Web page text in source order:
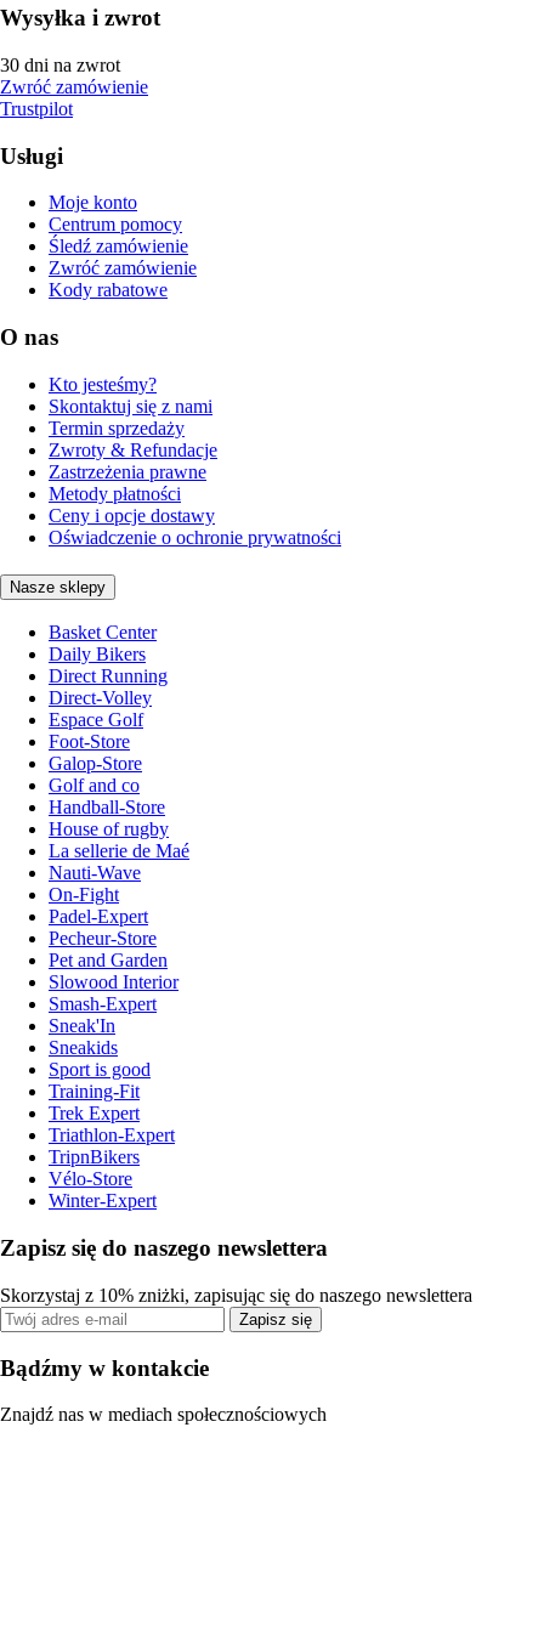
Wysyłka i zwrot
30 dni na zwrot
Zwróć zamówienie
Trustpilot
Usługi
Moje konto
Centrum pomocy
Śledź zamówienie
Zwróć zamówienie
Kody rabatowe
O nas
Kto jesteśmy?
Skontaktuj się z nami
Termin sprzedaży
Zwroty & Refundacje
Zastrzeżenia prawne
Metody płatności
Ceny i opcje dostawy
Oświadczenie o ochronie prywatności
Nasze sklepy
Basket Center
Daily Bikers
Direct Running
Direct-Volley
Espace Golf
Foot-Store
Galop-Store
Golf and co
Handball-Store
House of rugby
La sellerie de Maé
Nauti-Wave
On-Fight
Padel-Expert
Pecheur-Store
Pet and Garden
Slowood Interior
Smash-Expert
Sneak'In
Sneakids
Sport is good
Training-Fit
Trek Expert
Triathlon-Expert
TripnBikers
Vélo-Store
Winter-Expert
Zapisz się do naszego newslettera
Skorzystaj z 10% zniżki, zapisując się do naszego newslettera
Zapisz się
Bądźmy w kontakcie
Znajdź nas w mediach społecznościowych